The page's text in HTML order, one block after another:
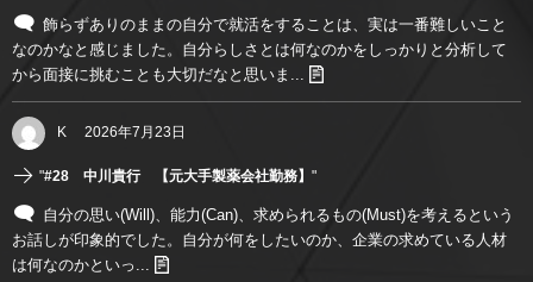
飾らずありのままの自分で就活をすることは、実は一番難しいこと
なのかなと感じました。自分らしさとは何なのかをしっかりと分析して
から面接に挑むことも大切だなと思いま...
K 2026年7月23日
"#28 中川貴行 【元大手製薬会社勤務】 "
自分の思い(Will)、能力(Can)、求められるもの(Must)を考えるという
お話しが印象的でした。自分が何をしたいのか、企業の求めている人材
は何なのかといっ...